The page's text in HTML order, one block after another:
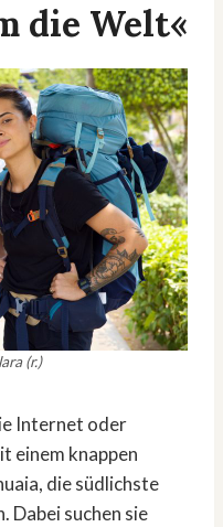
die Welt«
(r.)
Internet oder
einem knappen
die südlichste
Dabei suchen sie